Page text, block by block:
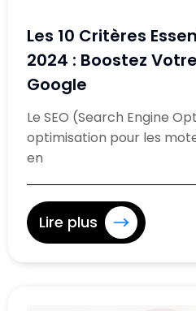
Les 10 Critères
2024 : Boostez
Google
Le SEO (Search Engine
optimisation pour les
en
Lire plus